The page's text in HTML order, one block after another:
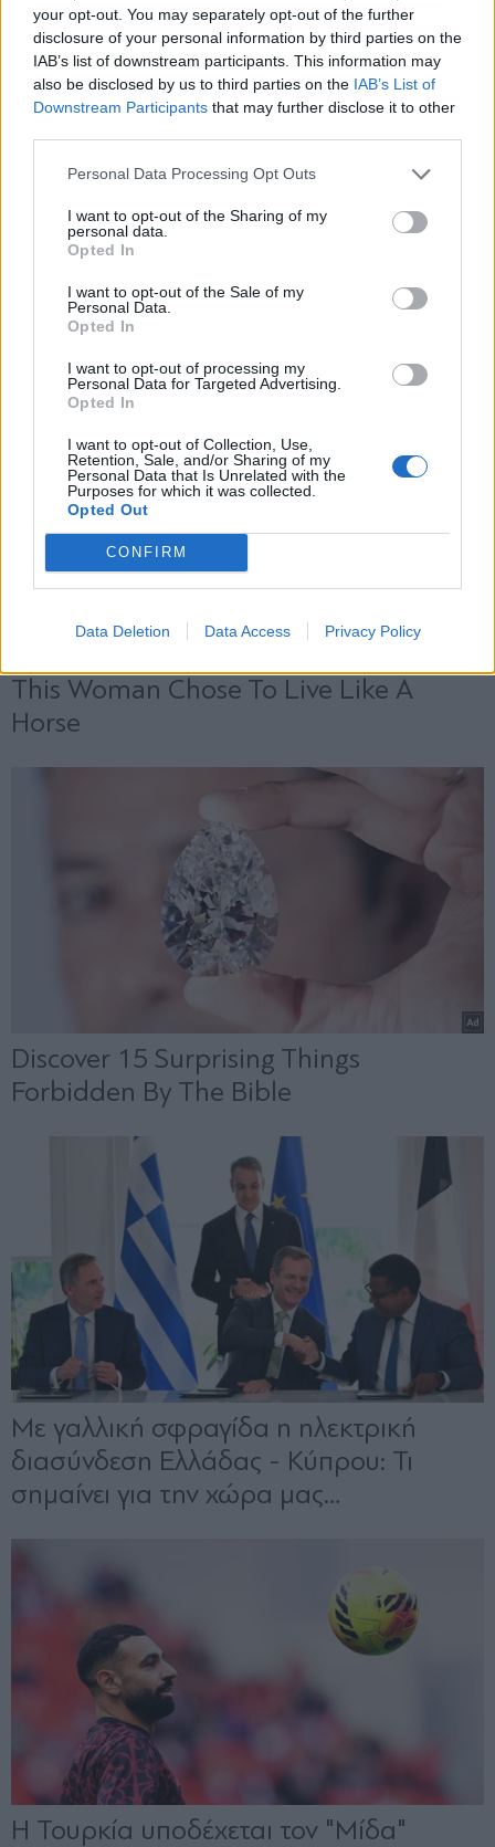
your opt-out. You may separately opt-out of the further
disclosure of your personal information by third parties on the
IAB’s list of downstream participants. This information may
also be disclosed by us to third parties on the IAB’s List of
Downstream Participants that may further disclose it to other
Personal Data Processing Opt Outs
I want to opt-out of the Sharing of my
personal data.
Opted In
I want to opt-out of the Sale of my
Personal Data.
Opted In
I want to opt-out of processing my
Personal Data for Targeted Advertising.
Opted In
I want to opt-out of Collection, Use,
Retention, Sale, and/or Sharing of my
Personal Data that Is Unrelated with the
Purposes for which it was collected.
Opted Out
CONFIRM
Data Deletion Data Access Privacy Policy
Γιάνης Βαρουφάκης: Ανακοίνωσε από
την Κούβα τους λόγους που το ΜέΡΑ25
υπερψηφίζει την πρόταση δυσπιστίας
Εγγραφή στο newsletter
Αποδέχομαι τους
και την πολιτική απορρήτου
X